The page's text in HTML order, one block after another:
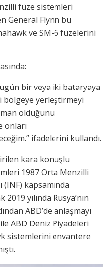
füze sistemleri
General Flynn bu
ve SM-6 füzelerini
bir veya iki bataryaya
bölgeye yerleştirmeyi
olduğunu
onları
ifadelerini kullandı.
kara konuşlu
1987 Orta Menzilli
kapsamında
yılında Rusya’nın
ABD’de anlaşmayı
ABD Deniz Piyadeleri
sistemlerini envantere